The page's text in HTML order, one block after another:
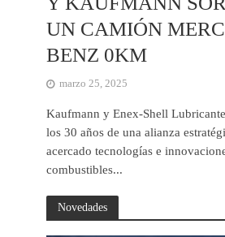
UN CAMIÓN
BENZ 0KM
marzo 25, 2025
Kaufmann y Enex-Shell
los 30 años de una alianza
acercado tecnologías e
combustibles...
Novedades